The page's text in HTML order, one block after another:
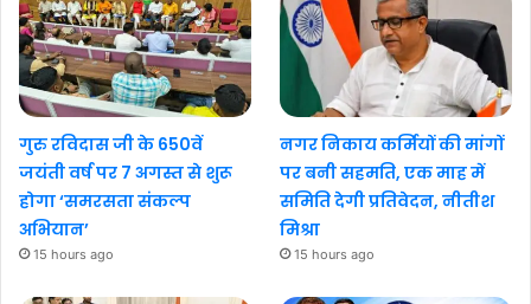
गुरु रविदास जी के 650वें
जयंती वर्ष पर 7 अगस्त से शुरू
होगा ‘समरसता संकल्प
अभियान’
15 hours ago
नगर निकाय कर्मियों की मांगों
पर बनी सहमति, एक माह में
समिति देगी प्रतिवेदन, नीतीश
मिश्रा
15 hours ago